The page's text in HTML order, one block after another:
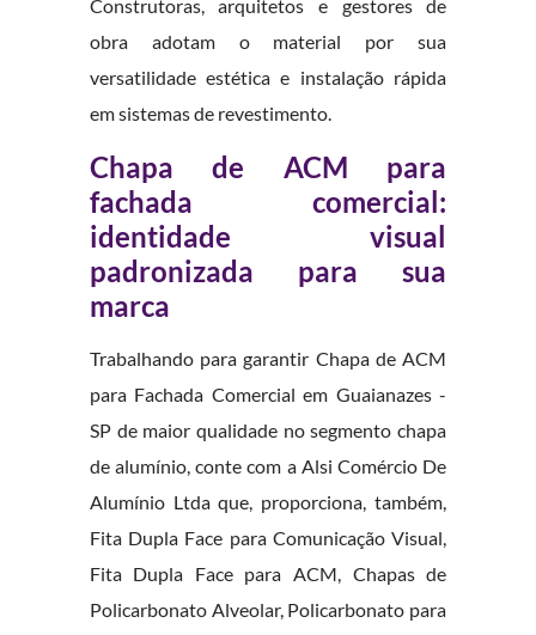
Construtoras, arquitetos e gestores de
obra adotam o material por sua
versatilidade estética e instalação rápida
em sistemas de revestimento.
Chapa de ACM para
fachada comercial:
identidade visual
padronizada para sua
marca
Trabalhando para garantir Chapa de ACM
para Fachada Comercial em Guaianazes -
SP de maior qualidade no segmento chapa
de alumínio, conte com a Alsi Comércio De
Alumínio Ltda que, proporciona, também,
Fita Dupla Face para Comunicação Visual,
Fita Dupla Face para ACM, Chapas de
Policarbonato Alveolar, Policarbonato para